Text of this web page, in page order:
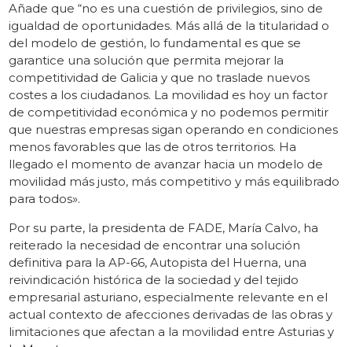
Añade que “no es una cuestión de privilegios, sino de
igualdad de oportunidades. Más allá de la titularidad o
del modelo de gestión, lo fundamental es que se
garantice una solución que permita mejorar la
competitividad de Galicia y que no traslade nuevos
costes a los ciudadanos. La movilidad es hoy un factor
de competitividad económica y no podemos permitir
que nuestras empresas sigan operando en condiciones
menos favorables que las de otros territorios. Ha
llegado el momento de avanzar hacia un modelo de
movilidad más justo, más competitivo y más equilibrado
para todos».
Por su parte, la presidenta de FADE, María Calvo, ha
reiterado la necesidad de encontrar una solución
definitiva para la AP-66, Autopista del Huerna, una
reivindicación histórica de la sociedad y del tejido
empresarial asturiano, especialmente relevante en el
actual contexto de afecciones derivadas de las obras y
limitaciones que afectan a la movilidad entre Asturias y